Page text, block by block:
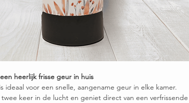
heerlijk frisse geur in huis
ideaal voor een snelle, aangename geur in elke kamer.
twee keer in de lucht en geniet direct van een verfrissende